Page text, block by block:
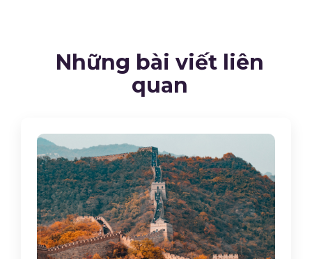
Những bài viết liên
quan